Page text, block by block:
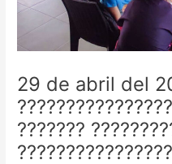
29 de abril del
???????